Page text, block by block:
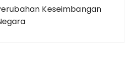
Keseimbangan